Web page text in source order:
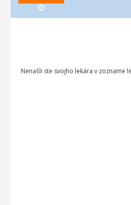
Nenašli ste svojho lekára v zozname